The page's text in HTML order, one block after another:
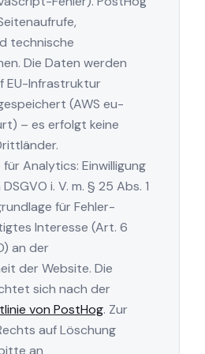
technische
Die Daten werden
EU-Infrastruktur
(AWS eu-
– es erfolgt keine
Analytics: Einwilligung
i. V. m. § 25 Abs. 1
für Fehler-
Interesse (Art. 6
an der
der Website. Die
sich nach der
von PostHog. Zur
auf Löschung
an